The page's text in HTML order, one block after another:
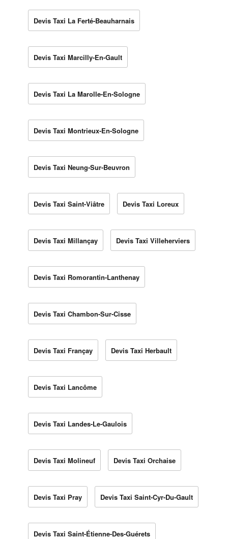
Devis Taxi La Ferté-Beauharnais
Devis Taxi Marcilly-En-Gault
Devis Taxi La Marolle-En-Sologne
Devis Taxi Montrieux-En-Sologne
Devis Taxi Neung-Sur-Beuvron
Devis Taxi Saint-Viâtre Devis Taxi Loreux
Devis Taxi Millançay Devis Taxi Villeherviers
Devis Taxi Romorantin-Lanthenay
Devis Taxi Chambon-Sur-Cisse
Devis Taxi Françay Devis Taxi Herbault
Devis Taxi Lancôme
Devis Taxi Landes-Le-Gaulois
Devis Taxi Molineuf Devis Taxi Orchaise
Devis Taxi Pray Devis Taxi Saint-Cyr-Du-Gault
Devis Taxi Saint-Étienne-Des-Guérets